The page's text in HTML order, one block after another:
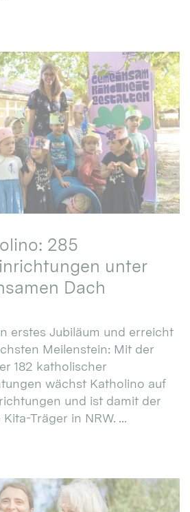
285
unter
Dach
erstes Jubiläum und erreicht
Meilenstein: Mit der
182 katholischer
wächst Katholino auf
und ist damit der
Träger in NRW. ...